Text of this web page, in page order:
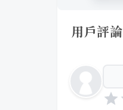
用戶評論